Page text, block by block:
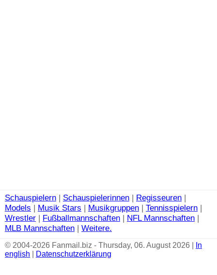
Schauspielern | Schauspielerinnen | Regisseuren |
Models | Musik Stars | Musikgruppen | Tennisspielern |
Wrestler | Fußballmannschaften | NFL Mannschaften |
MLB Mannschaften | Weitere.
© 2004-2026 Fanmail.biz - Thursday, 06. August 2026 |
In
english
Datenschutzerklärung